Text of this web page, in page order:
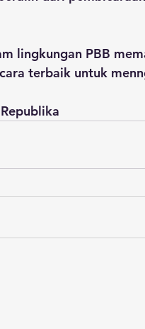
lingkungan PBB
terbaik untuk